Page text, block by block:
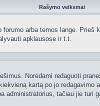
Rašymo veiksmai
arba temos lange.
apklausose ir t.t.
Norėdami redaguoti
kartą po jo
administratorius, tačiau jie